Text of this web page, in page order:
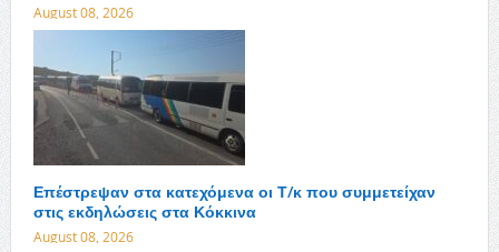
August 08, 2026
Επέστρεψαν στα κατεχόμενα οι Τ/κ που συμμετείχαν
στις εκδηλώσεις στα Κόκκινα
August 08, 2026